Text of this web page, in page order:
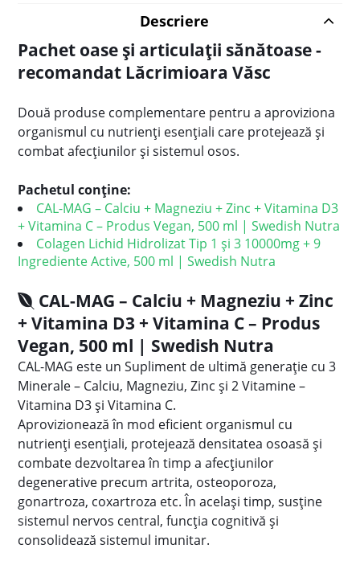
Descriere
Pachet oase și articulații sănătoase -
recomandat Lăcrimioara Văsc
Două produse complementare pentru a aproviziona
organismul cu nutrienți esențiali care protejează și
combat afecțiunilor și sistemul osos.
Pachetul conține:
CAL-MAG – Calciu + Magneziu + Zinc + Vitamina D3
+ Vitamina C – Produs Vegan, 500 ml | Swedish Nutra
Colagen Lichid Hidrolizat Tip 1 și 3 10000mg + 9
Ingrediente Active, 500 ml | Swedish Nutra
CAL-MAG – Calciu + Magneziu + Zinc
+ Vitamina D3 + Vitamina C – Produs
Vegan, 500 ml | Swedish Nutra
CAL-MAG este un Supliment de ultimă generație cu 3
Minerale – Calciu, Magneziu, Zinc și 2 Vitamine –
Vitamina D3 și Vitamina C.
Aprovizionează în mod eficient organismul cu
nutrienți esențiali, protejează densitatea osoasă și
combate dezvoltarea în timp a afecțiunilor
degenerative precum artrita, osteoporoza,
gonartroza, coxartroza etc. În același timp, susține
sistemul nervos central, funcția cognitivă și
consolidează sistemul imunitar.